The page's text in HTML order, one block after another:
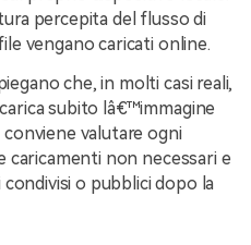
percepita del flusso di
vengano caricati online.
che, in molti casi reali,
subito lâ€™immagine
valutare ogni
caricamenti non necessari e
o pubblici dopo la